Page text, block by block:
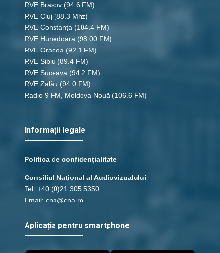
RVE Brașov (94.6 FM)
RVE Cluj (88.3 Mhz)
RVE Constanța (104.4 FM)
RVE Hunedoara (98.00 FM)
RVE Oradea (92.1 FM)
RVE Sibiu (89.4 FM)
RVE Suceava (94.2 FM)
RVE Zalău (94.0 FM)
Radio 9 FM, Moldova Nouă (106.6 FM)
Informații legale
Politica de confidențialitate
Consiliul Naţional al Audiovizualului
Tel: +40 (0)21 305 5350
Email: cna@cna.ro
Aplicația pentru smartphone